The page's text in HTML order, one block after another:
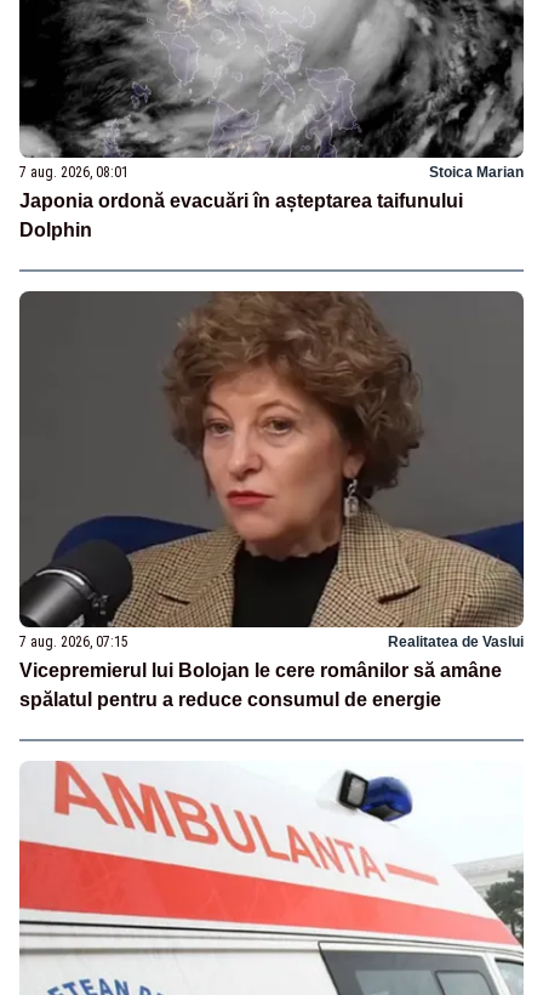
7 aug. 2026, 08:01 Stoica Marian
Japonia ordonă evacuări în așteptarea taifunului
Dolphin
7 aug. 2026, 07:15 Realitatea de Vaslui
Vicepremierul lui Bolojan le cere românilor să amâne
spălatul pentru a reduce consumul de energie